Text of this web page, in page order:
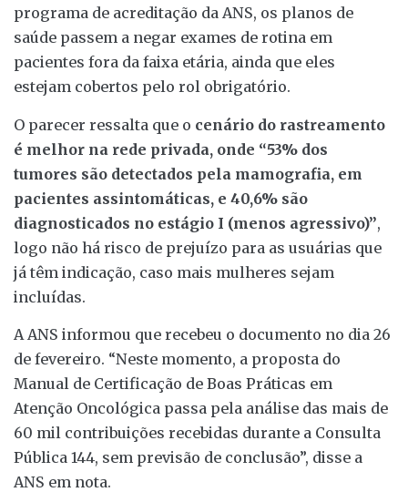
programa de acreditação da ANS, os planos de
saúde passem a negar exames de rotina em
pacientes fora da faixa etária, ainda que eles
estejam cobertos pelo rol obrigatório.
O parecer ressalta que o cenário do rastreamento
é melhor na rede privada, onde “53% dos
tumores são detectados pela mamografia, em
pacientes assintomáticas, e 40,6% são
diagnosticados no estágio I (menos agressivo)”,
logo não há risco de prejuízo para as usuárias que
já têm indicação, caso mais mulheres sejam
incluídas.
A ANS informou que recebeu o documento no dia 26
de fevereiro. “Neste momento, a proposta do
Manual de Certificação de Boas Práticas em
Atenção Oncológica passa pela análise das mais de
60 mil contribuições recebidas durante a Consulta
Pública 144, sem previsão de conclusão”, disse a
ANS em nota.